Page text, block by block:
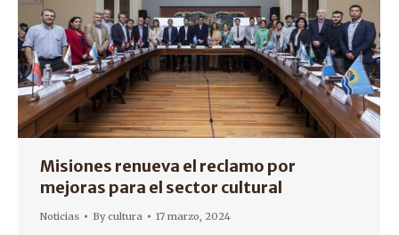
Misiones renueva el reclamo por
mejoras para el sector cultural
Noticias Bycultura 17 marzo, 2024